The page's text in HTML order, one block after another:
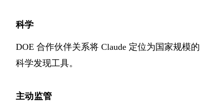
科学
DOE 合作伙伴关系将 Claude 定位为国家规模的
科学发现工具。
主动监管